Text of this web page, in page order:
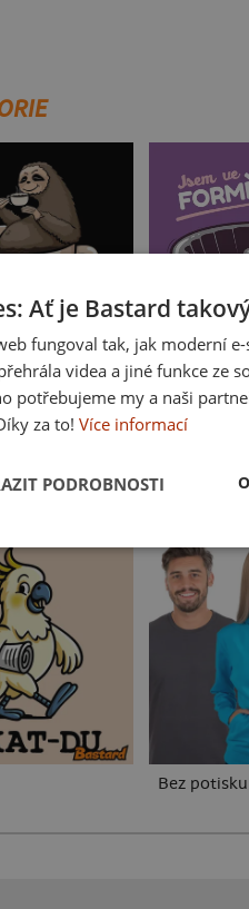
Ve formě
Bez potisku
Ať je Bastard
fungoval tak, jak moderní
videa a jiné funkce ze
potřebujeme my a naši
za to! Více informací
PODROBNOSTI